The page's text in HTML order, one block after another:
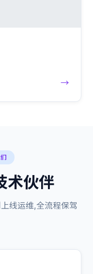
→
术伙伴
线运维,全流程保驾